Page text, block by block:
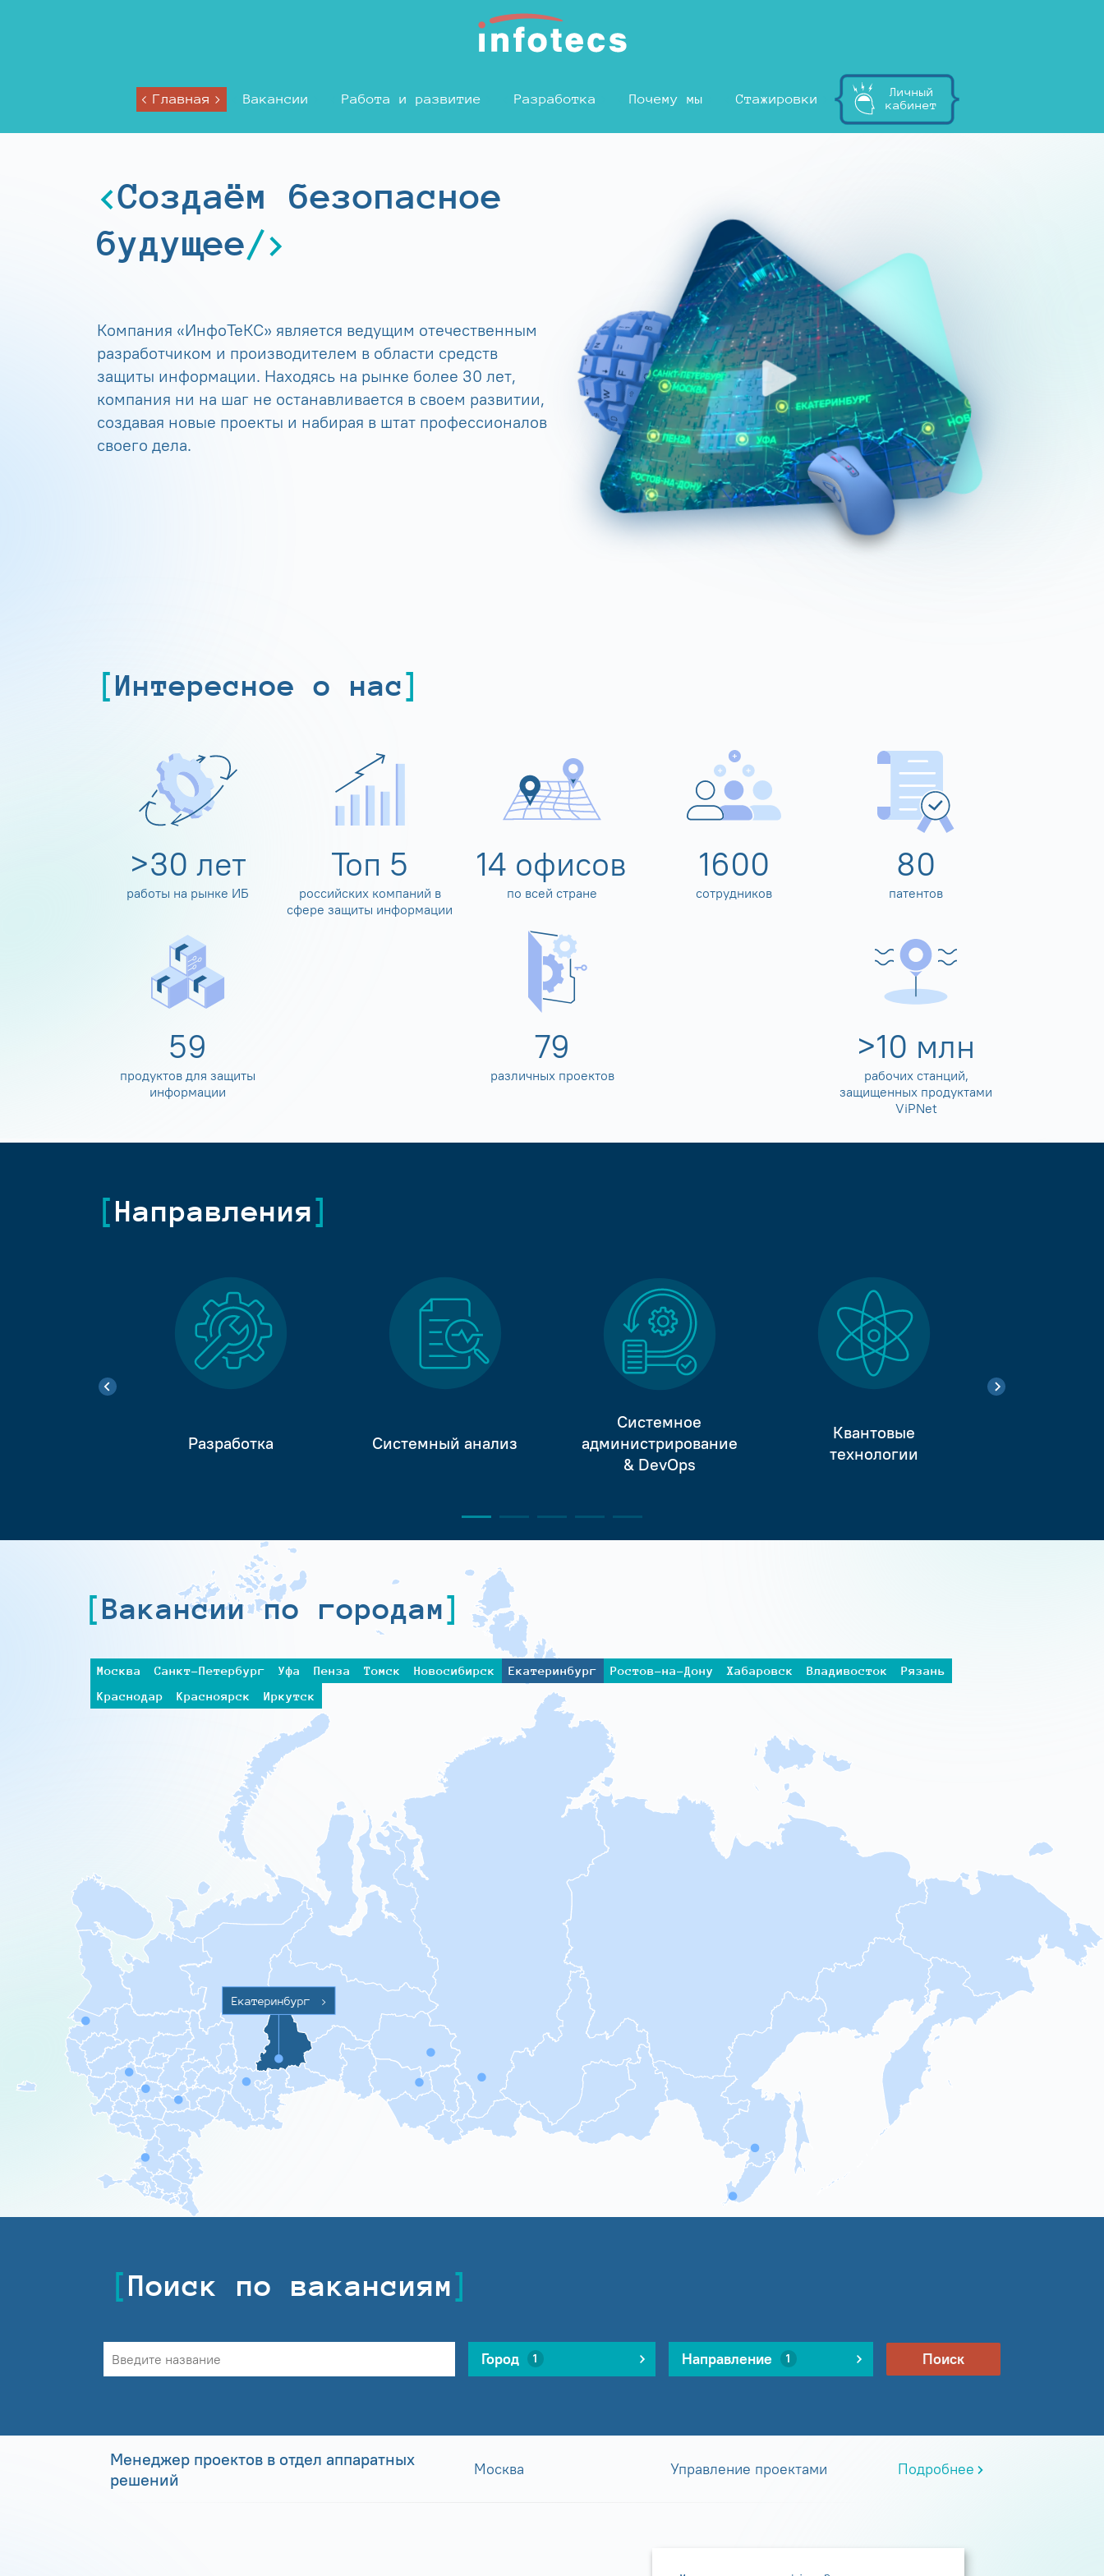
Главная Вакансии Работа и развитие Разработка Почему мы Стажировки
Личный
кабинет
Создаём безопасное
будущее
Компания «ИнфоТеКС» является ведущим отечественным
разработчиком и производителем в области средств
защиты информации. Находясь на рынке более 30 лет,
компания ни на шаг не останавливается в своем развитии,
создавая новые проекты и набирая в штат профессионалов
своего дела.
Интересное о нас
>30 лет
работы на рынке ИБ
Топ 5
российских компаний в
сфере защиты информации
14 офисов
по всей стране
1600
сотрудников
80
патентов
60
продуктов для защиты
информации
80
различных проектов
>10 млн
рабочих станций,
защищенных продуктами
ViPNet
Направления
Разработка Системный анализ
Системное
администрирование
& DevOps
Квантовые
технологии
Вакансии по городам
Москва Санкт-Петербург Уфа Пенза Томск Новосибирск Екатеринбург Ростов-на-Дону Хабаровск Владивосток
Рязань
Краснодар
Красноярск Иркутск
Екатеринбург >
Поиск по вакансиям
Город 1 Направление 1 Поиск
Менеджер проектов в отдел аппаратных
решений
Москва Управление проектами Подробнее